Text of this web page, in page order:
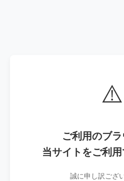
⚠️
ご利用のブ
当サイトをご利用
誠に申し訳ござ